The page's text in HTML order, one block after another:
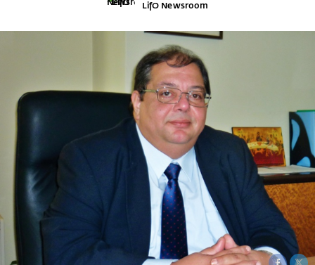
LifO Newsroom